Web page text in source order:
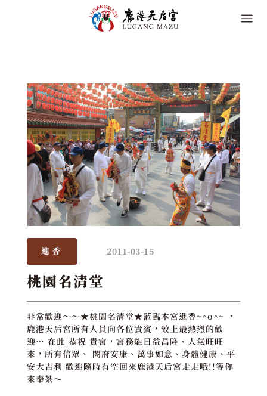
進香 2011-03-15
桃園名清堂
非常歡迎～～★桃園名清堂★蒞臨本宮進香~^o^~ ，
鹿港天后宮所有人員向各位貴賓，致上最熱烈的歡
迎… 在此 恭祝 貴宮，宮務能日益昌隆、人氣旺旺
來，所有信眾、 閤府安康、萬事如意、身體健康、平
安大吉利 歡迎隨時有空回來鹿港天后宮走走哦!!等你
來奉茶～